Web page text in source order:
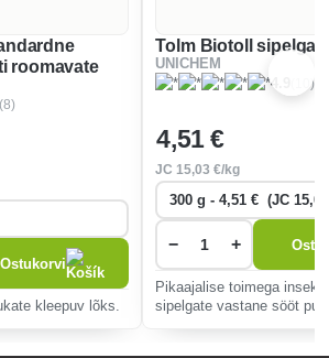
roomavate
(8)
Ostukorvi
kleepuv lõks.
Tolm Biotoll
UNICHEM
4.9
(10)
4,51 €
JC15,03 €/kg
− +
Pikaajalise toimega
sipelgate vastane sööt